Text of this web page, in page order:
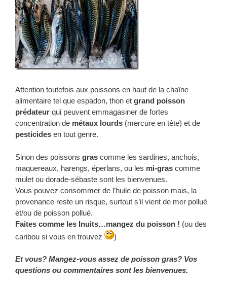
Attention toutefois aux poissons en haut de la chaîne
alimentaire tel que espadon, thon et grand poisson
prédateur qui peuvent emmagasiner de fortes
concentration de métaux lourds (mercure en tête) et de
pesticides en tout genre.
Sinon des poissons gras comme les sardines, anchois,
maquereaux, harengs, éperlans, ou les mi-gras comme
mulet ou dorade-sébaste sont les bienvenues.
Vous pouvez consommer de l’huile de poisson mais, la
provenance reste un risque, surtout s’il vient de mer pollué
et/ou de poisson pollué.
Faites comme les Inuits…mangez du poisson ! (ou des
caribou si vous en trouvez
)
Et vous? Mangez-vous assez de poisson gras? Vos
questions ou commentaires sont les bienvenues.